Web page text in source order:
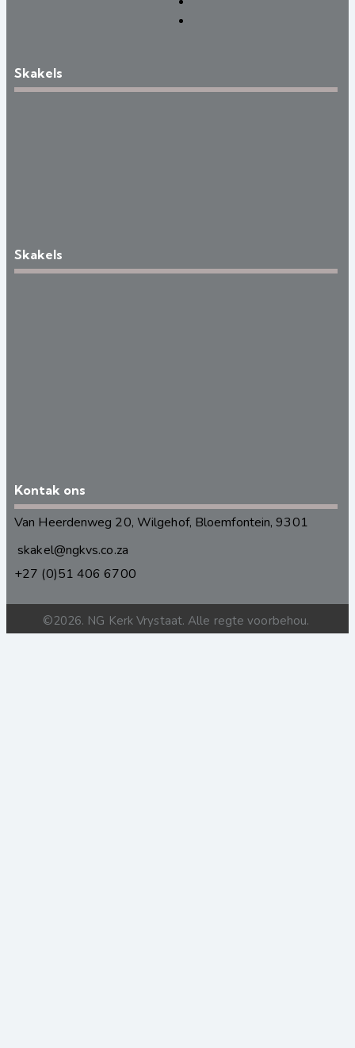
Skakels
Skakels
Kontak ons
Van Heerdenweg 20, Wilgehof, Bloemfontein, 9301
skakel@ngkvs.co.za
+27 (0)51 406 6700
©2026. NG Kerk Vrystaat. Alle regte voorbehou.